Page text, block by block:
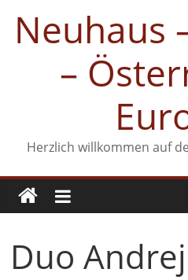
Inhalt
springen
Neuhaus
–
Herzlich willkommen auf
Duo